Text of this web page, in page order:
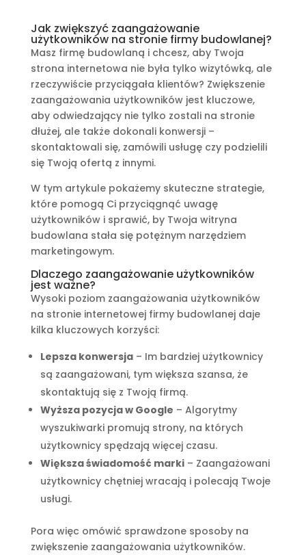
Jak zwiększyć zaangażowanie
użytkowników na stronie firmy budowlanej?
Masz firmę budowlaną i chcesz, aby Twoja
strona internetowa nie była tylko wizytówką, ale
rzeczywiście przyciągała klientów? Zwiększenie
zaangażowania użytkowników jest kluczowe,
aby odwiedzający nie tylko zostali na stronie
dłużej, ale także dokonali konwersji –
skontaktowali się, zamówili usługę czy podzielili
się Twoją ofertą z innymi.
W tym artykule pokażemy skuteczne strategie,
które pomogą Ci przyciągnąć uwagę
użytkowników i sprawić, by Twoja witryna
budowlana stała się potężnym narzędziem
marketingowym.
Dlaczego zaangażowanie użytkowników
jest ważne?
Wysoki poziom zaangażowania użytkowników
na stronie internetowej firmy budowlanej daje
kilka kluczowych korzyści:
Lepsza konwersja– Im bardziej użytkownicy
są zaangażowani, tym większa szansa, że
skontaktują się z Twoją firmą.
Wyższa pozycja w Google – Algorytmy
wyszukiwarki promują strony, na których
użytkownicy spędzają więcej czasu.
Większa świadomość marki– Zaangażowani
użytkownicy chętniej wracają i polecają Twoje
usługi.
Pora więc omówić sprawdzone sposoby na
zwiększenie zaangażowania użytkowników.